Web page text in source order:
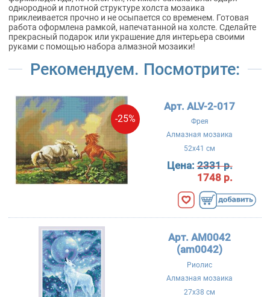
однородной и плотной структуре холста мозаика
приклеивается прочно и не осыпается со временем. Готовая
работа оформлена рамкой, напечатанной на холсте. Сделайте
прекрасный подарок или украшение для интерьера своими
руками с помощью набора алмазной мозаики!
Рекомендуем. Посмотрите:
-25%
Арт. ALV-2-017
Фрея
Алмазная мозаика
52x41 см
Цена:2331 р.
1748 р.
Арт. АМ0042
(am0042)
Риолис
Алмазная мозаика
27x38 см